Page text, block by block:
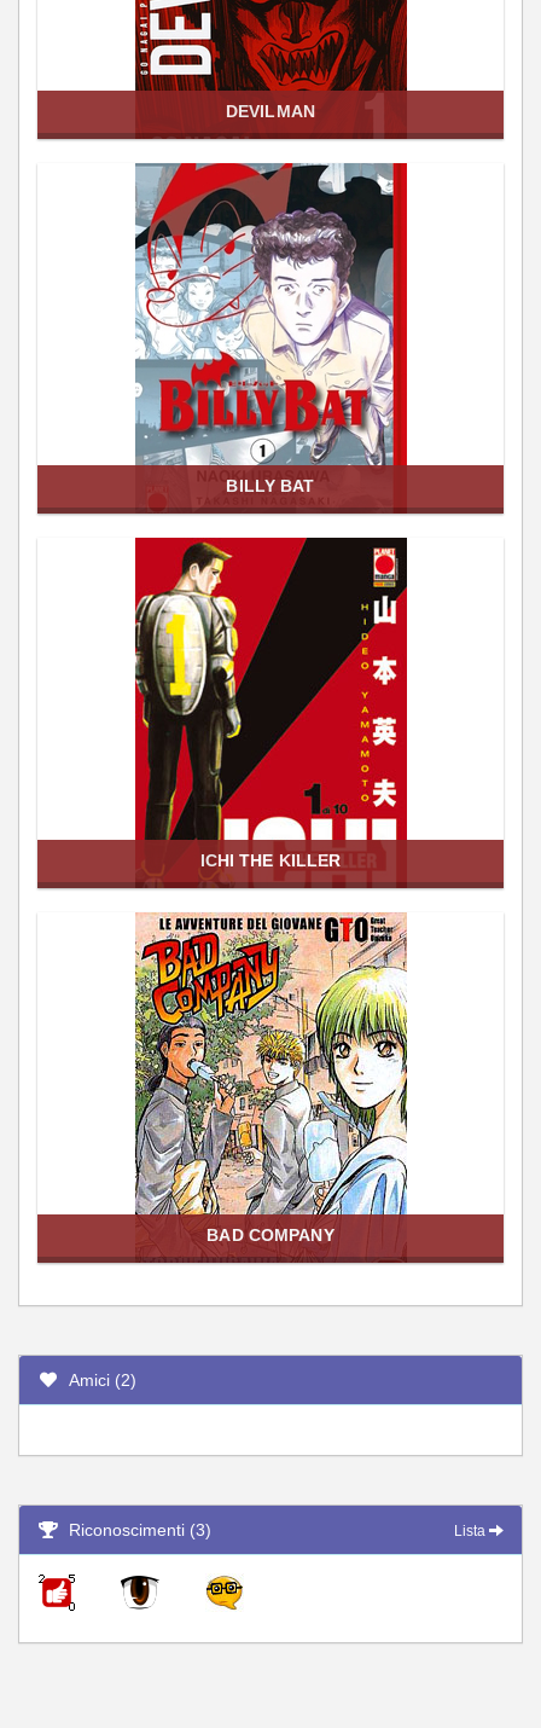
DEVILMAN
BILLY BAT
ICHI THE KILLER
BAD COMPANY
Amici (2)
Riconoscimenti (3) Lista